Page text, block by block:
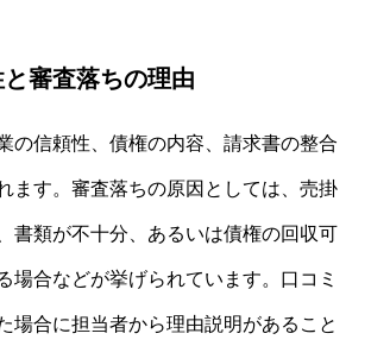
審査落ちの理由
の信頼性、債権の内容、請求書の整合
ます。審査落ちの原因としては、売掛
書類が不十分、あるいは債権の回収可
場合などが挙げられています。口コミ
場合に担当者から理由説明があること